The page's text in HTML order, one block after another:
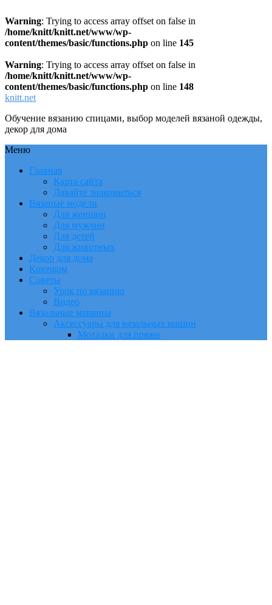
Warning: Trying to access array offset on false in
/home/knitt/knitt.net/www/wp-
content/themes/basic/functions.php on line 145
Warning: Trying to access array offset on false in
/home/knitt/knitt.net/www/wp-
content/themes/basic/functions.php on line 148
knitt.net
Обучение вязанию спицами, выбор моделей вязаной одежды,
декор для дома
Меню
Главная
Карта сайта
Давайте знакомиться
Вязаные модели
Для женщин
Для мужчин
Для детей
Для животных
Декор для дома
Крючком
Советы
Урок по вязанию
Видео
Вязальные машины
Аксессуары для вязальных машин
Моталки для пряжи